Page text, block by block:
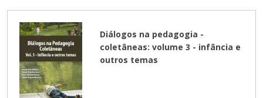
Diálogos na pedagogia -
coletâneas: volume 3 - infância e
outros temas